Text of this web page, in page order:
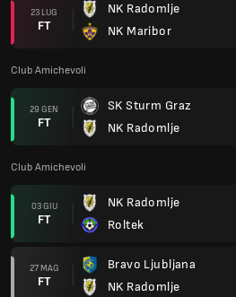
23 LUG
FT
NK Radomlje
NK Maribor
Club Amichevoli
29 GEN
FT
SK Sturm Graz
NK Radomlje
Club Amichevoli
03 GIU
FT
NK Radomlje
Roltek
27 MAG
FT
Bravo Ljubljana
NK Radomlje